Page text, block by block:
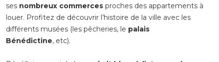
ses nombreux commerces proches des appartements à
louer. Profitez de découvrir l’histoire de la ville avec les
différents musées (les pêcheries, le palais
Bénédictine, etc).